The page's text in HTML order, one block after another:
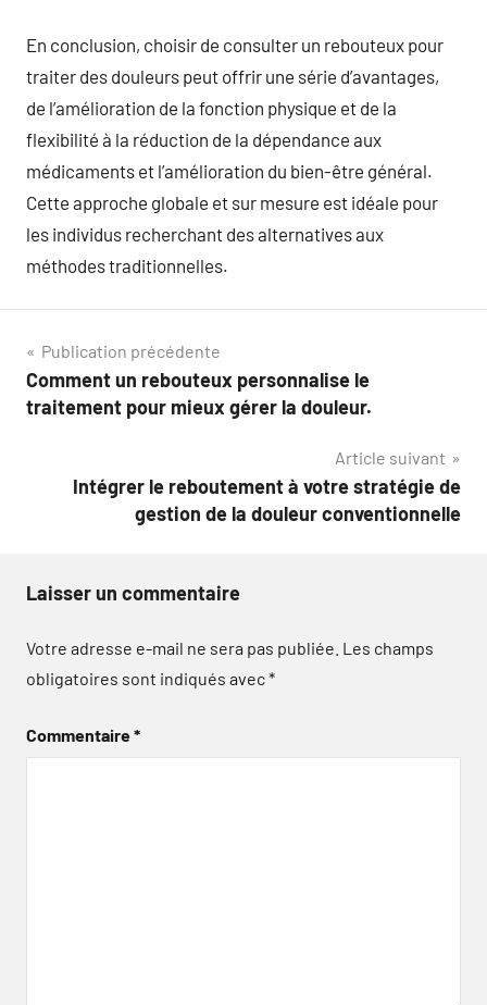
En conclusion, choisir de consulter un rebouteux pour
traiter des douleurs peut offrir une série d’avantages,
de l’amélioration de la fonction physique et de la
flexibilité à la réduction de la dépendance aux
médicaments et l’amélioration du bien-être général.
Cette approche globale et sur mesure est idéale pour
les individus recherchant des alternatives aux
méthodes traditionnelles.
Navigation
de
Publication précédente
Comment un rebouteux personnalise le
traitement pour mieux gérer la douleur.
Article suivant
Intégrer le reboutement à votre stratégie de
gestion de la douleur conventionnelle
Laisser un commentaire
Votre adresse e-mail ne sera pas publiée. Les champs
obligatoires sont indiqués avec*
Commentaire*